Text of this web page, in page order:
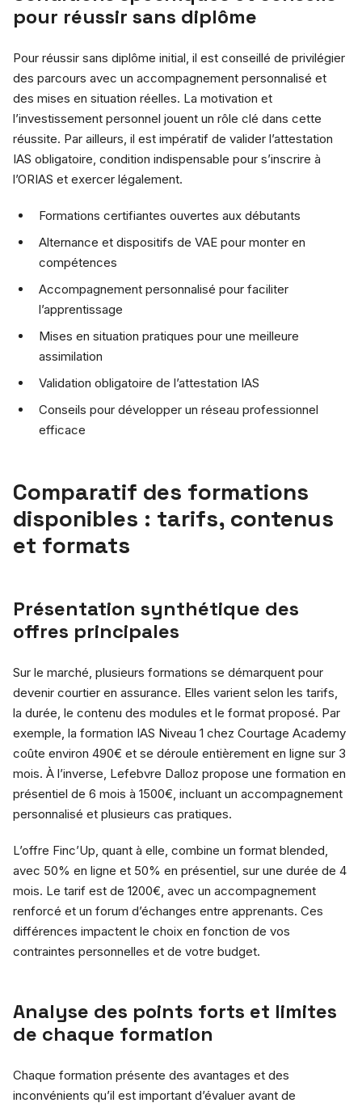
pour réussir sans diplôme
Pour réussir sans diplôme initial, il est conseillé de privilégier
des parcours avec un accompagnement personnalisé et
des mises en situation réelles. La motivation et
l’investissement personnel jouent un rôle clé dans cette
réussite. Par ailleurs, il est impératif de valider l’attestation
IAS obligatoire, condition indispensable pour s’inscrire à
l’ORIAS et exercer légalement.
Formations certifiantes ouvertes aux débutants
Alternance et dispositifs de VAE pour monter en
compétences
Accompagnement personnalisé pour faciliter
l’apprentissage
Mises en situation pratiques pour une meilleure
assimilation
Validation obligatoire de l’attestation IAS
Conseils pour développer un réseau professionnel
efficace
Comparatif des formations
disponibles : tarifs, contenus
et formats
Présentation synthétique des
offres principales
Sur le marché, plusieurs formations se démarquent pour
devenir courtier en assurance. Elles varient selon les tarifs,
la durée, le contenu des modules et le format proposé. Par
exemple, la formation IAS Niveau 1 chez Courtage Academy
coûte environ 490€ et se déroule entièrement en ligne sur 3
mois. À l’inverse, Lefebvre Dalloz propose une formation en
présentiel de 6 mois à 1500€, incluant un accompagnement
personnalisé et plusieurs cas pratiques.
L’offre Finc’Up, quant à elle, combine un format blended,
avec 50% en ligne et 50% en présentiel, sur une durée de 4
mois. Le tarif est de 1200€, avec un accompagnement
renforcé et un forum d’échanges entre apprenants. Ces
différences impactent le choix en fonction de vos
contraintes personnelles et de votre budget.
Analyse des points forts et limites
de chaque formation
Chaque formation présente des avantages et des
inconvénients qu’il est important d’évaluer avant de